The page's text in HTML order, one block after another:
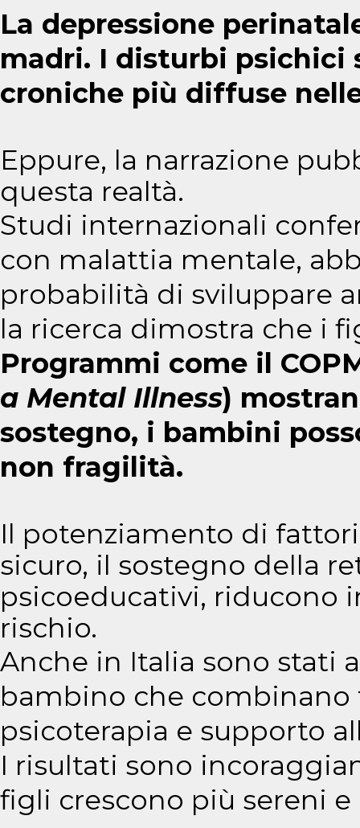
La depressione
madri. I disturbi psichici
croniche più diffuse
Eppure, la narrazione
questa realtà.
Studi internazionali
con malattia mentale,
probabilità di sviluppare
la ricerca dimostra che i
Programmi come il
a Mental Illness)
sostegno, i bambini
non fragilità.
Il potenziamento di
sicuro, il sostegno della
psicoeducativi, riducono
rischio.
Anche in Italia sono stati
bambino che combinano
psicoterapia e supporto
I risultati sono
figli crescono più sereni